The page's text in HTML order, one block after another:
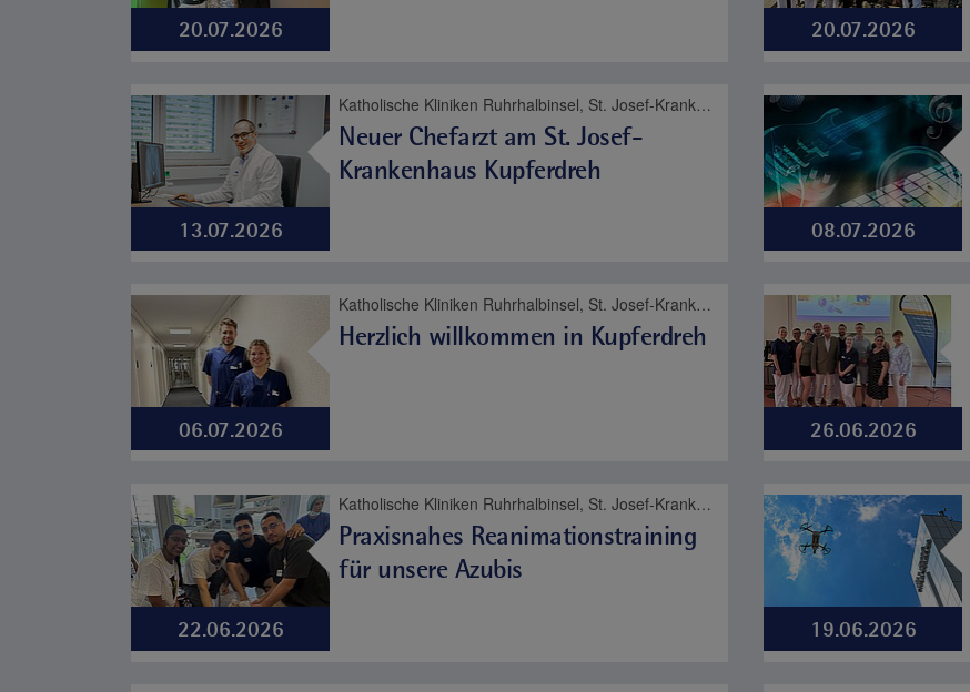
20.07.2026 20.07.2026
13.07.2026
Katholische Kliniken Ruhrhalbinsel, St. Josef-Krankenhaus Kupferdreh, Bewegungsapparat
Neuer Chefarzt am St. Josef-
Krankenhaus Kupferdreh
08.07.2026
06.07.2026
Katholische Kliniken Ruhrhalbinsel, St. Josef-Krankenhaus Kupferdreh, Karriere
Herzlich willkommen in Kupferdreh
26.06.2026
22.06.2026
Katholische Kliniken Ruhrhalbinsel, St. Josef-Krankenhaus Kupferdreh, Karriere, Pflege
Praxisnahes Reanimationstraining
für unsere Azubis
19.06.2026